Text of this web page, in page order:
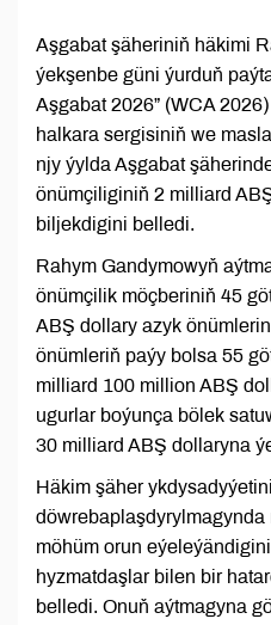
Aşgabat şäheriniň häkimi
ýekşenbe güni ýurduň
Aşgabat 2026” (WCA
halkara sergisiniň we
njy ýylda Aşgabat
önümçiliginiň 2 milliard
biljekdigini belledi.
Rahym Gandymowyň
önümçilik möçberiniň 45
ABŞ dollary azyk
önümleriň paýy bolsa 55
milliard 100 million ABŞ
ugurlar boýunça bölek
30 milliard ABŞ dollaryna
Häkim şäher
möhüm orun
hyzmatdaşlar bilen bir
belledi. Onuň aýtmagyna